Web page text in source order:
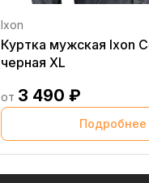
Ixon
Куртка мужская Ixon
черная XL
от 3 490 ₽
Подробнее